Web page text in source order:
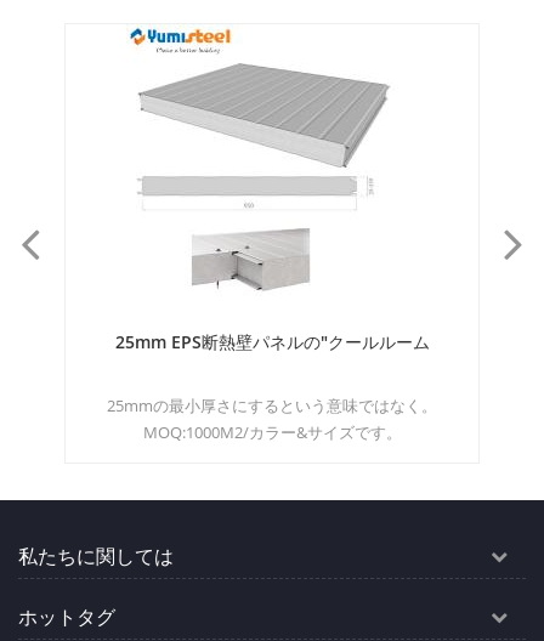
家のための50mmの軽量epsサンドイッチ壁パネル
サンドイッチパネルは、3層の材料で作られた1つの構
造です。2つの比較的薄いスチールスキン層の間に低密
私たちに関しては
ホットタグ